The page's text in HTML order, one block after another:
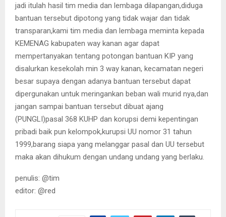
jadi itulah hasil tim media dan lembaga dilapangan,diduga
bantuan tersebut dipotong yang tidak wajar dan tidak
transparan,kami tim media dan lembaga meminta kepada
KEMENAG kabupaten way kanan agar dapat
mempertanyakan tentang potongan bantuan KIP yang
disalurkan kesekolah min 3 way kanan, kecamatan negeri
besar supaya dengan adanya bantuan tersebut dapat
dipergunakan untuk meringankan beban wali murid nya,dan
jangan sampai bantuan tersebut dibuat ajang
(PUNGLI)pasal 368 KUHP dan korupsi demi kepentingan
pribadi baik pun kelompok,kurupsi UU nomor 31 tahun
1999,barang siapa yang melanggar pasal dan UU tersebut
maka akan dihukum dengan undang undang yang berlaku.
penulis: @tim
editor: @red